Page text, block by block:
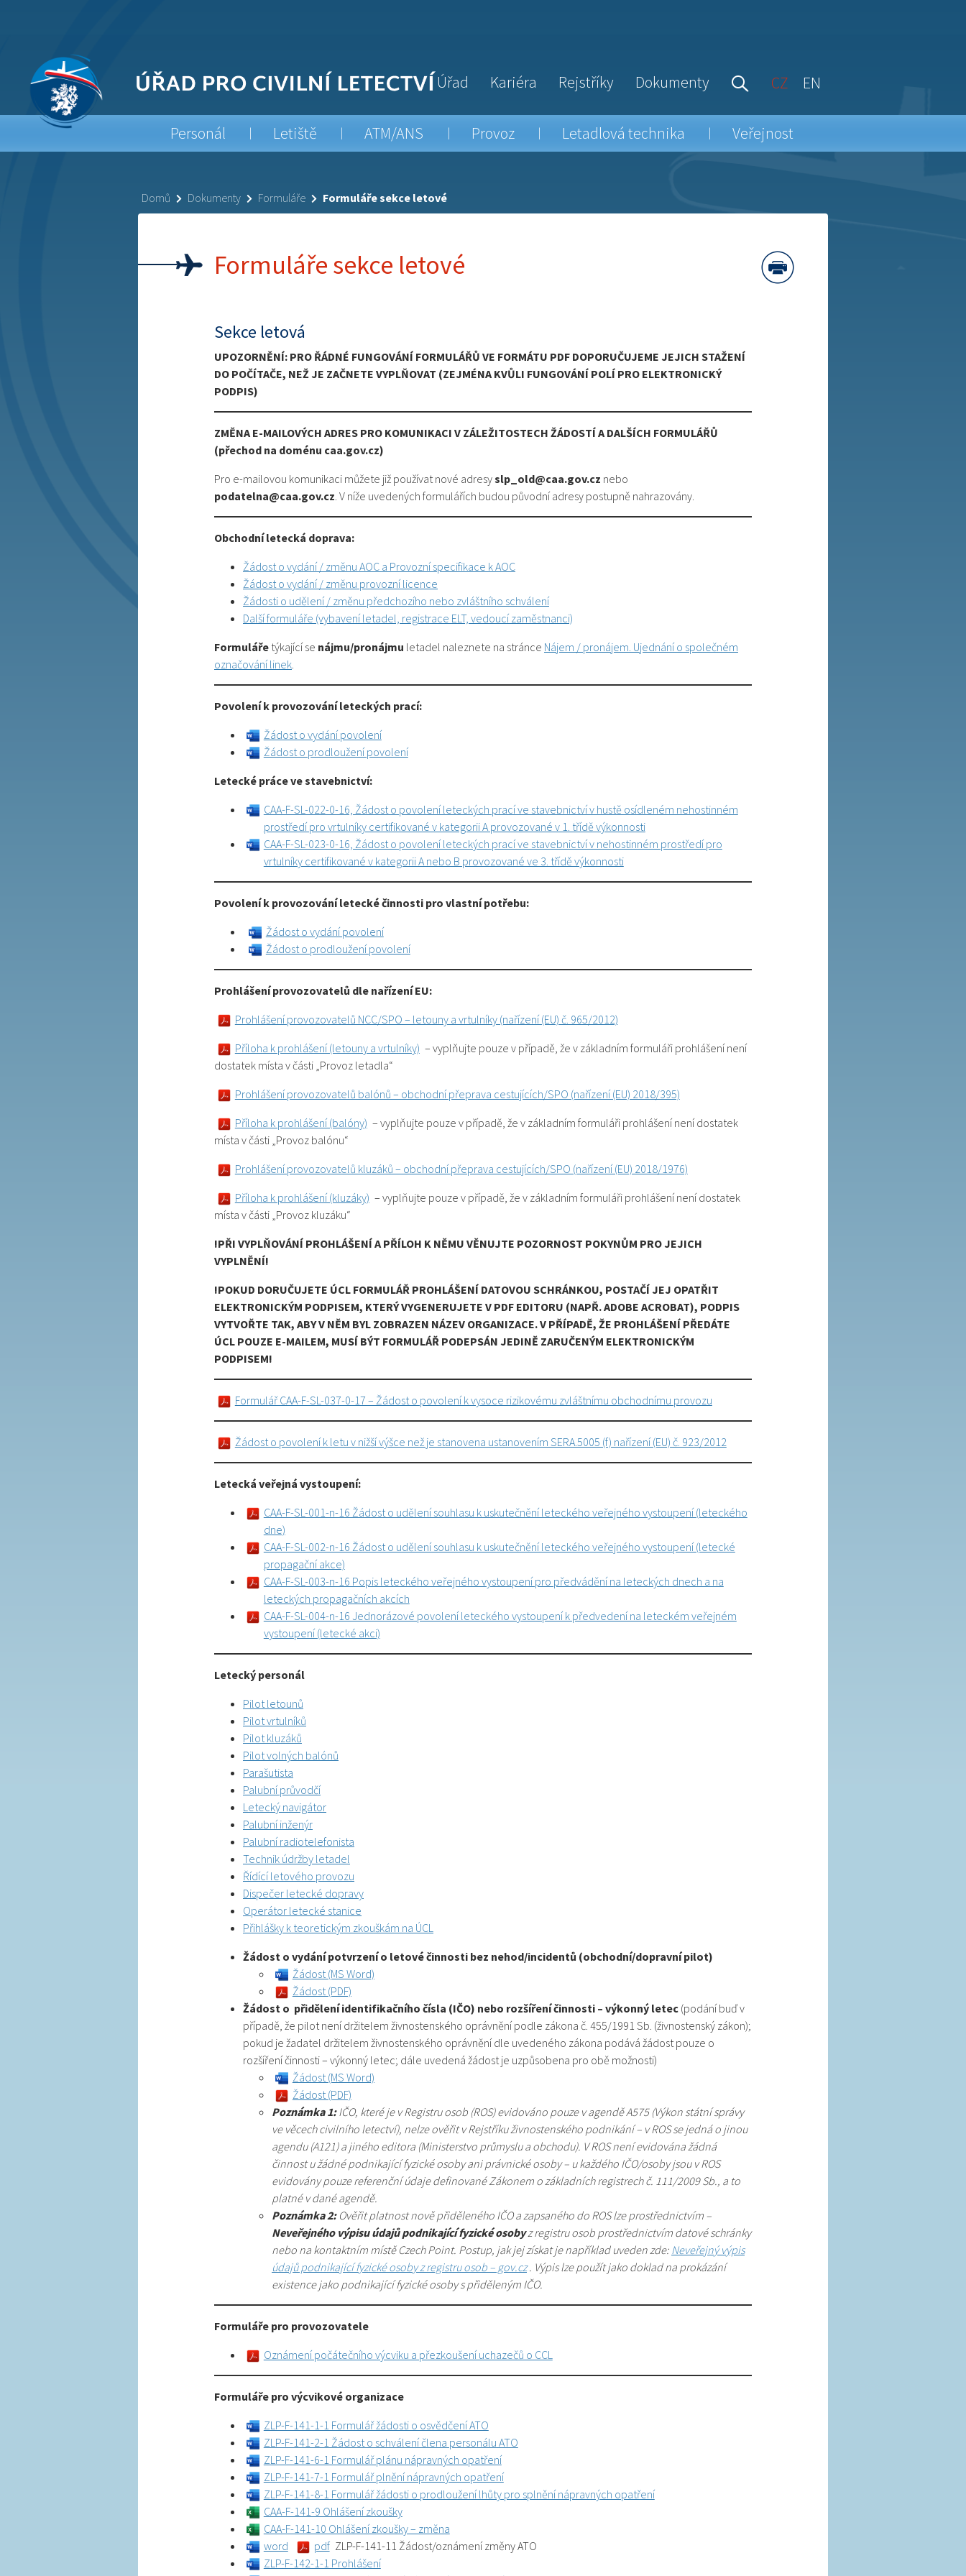
Úřad Kariéra Rejstříky Dokumenty CZ EN
Personál Letiště ATM/ANS Provoz Letadlová technika Veřejnost
Domů Dokumenty Formuláře Formuláře sekce letové
Formuláře sekce letové
Sekce letová
UPOZORNĚNÍ: PRO ŘÁDNÉ FUNGOVÁNÍ FORMULÁŘŮ VE FORMÁTU PDF DOPORUČUJEME JEJICH STAŽENÍ
DO POČÍTAČE, NEŽ JE ZAČNETE VYPLŇOVAT (ZEJMÉNA KVŮLI FUNGOVÁNÍ POLÍ PRO ELEKTRONICKÝ
PODPIS)
ZMĚNA E-MAILOVÝCH ADRES PRO KOMUNIKACI V ZÁLEŽITOSTECH ŽÁDOSTÍ A DALŠÍCH FORMULÁŘŮ
(přechod na doménu caa.gov.cz)
Pro e-mailovou komunikaci můžete již používat nové adresyslp_old@caa.gov.cz nebo
podatelna@caa.gov.cz. V níže uvedených formulářích budou původní adresy postupně nahrazovány.
Obchodní letecká doprava:
Žádost o vydání / změnu AOC a Provozní specifikace k AOC
Žádost o vydání / změnu provozní licence
Žádosti o udělení / změnu předchozího nebo zvláštního schválení
Další formuláře (vybavení letadel, registrace ELT, vedoucí zaměstnanci)
Formuláře týkající se nájmu/pronájmu letadel naleznete na stránce Nájem / pronájem. Ujednání o společném
označování linek.
Povolení k provozování leteckých prací:
Žádost o vydání povolení
Žádost o prodloužení povolení
Letecké práce ve stavebnictví:
CAA-F-SL-022-0-16, Žádost o povolení leteckých prací ve stavebnictví v hustě osídleném nehostinném
prostředí pro vrtulníky certifikované v kategorii A provozované v 1. třídě výkonnosti
CAA-F-SL-023-0-16, Žádost o povolení leteckých prací ve stavebnictví v nehostinném prostředí pro
vrtulníky certifikované v kategorii A nebo B provozované ve 3. třídě výkonnosti
Povolení k provozování letecké činnosti pro vlastní potřebu:
Žádost o vydání povolení
Žádost o prodloužení povolení
Prohlášení provozovatelů dle nařízení EU:
Prohlášení provozovatelů NCC/SPO – letouny a vrtulníky (nařízení (EU) č. 965/2012)
Příloha k prohlášení (letouny a vrtulníky) – vyplňujte pouze v případě, že v základním formuláři prohlášení není
dostatek místa v části „Provoz letadla“
Prohlášení provozovatelů balónů – obchodní přeprava cestujících/SPO (nařízení (EU) 2018/395)
Příloha k prohlášení (balóny) – vyplňujte pouze v případě, že v základním formuláři prohlášení není dostatek
místa v části „Provoz balónu“
Prohlášení provozovatelů kluzáků – obchodní přeprava cestujících/SPO (nařízení (EU) 2018/1976)
Příloha k prohlášení (kluzáky) – vyplňujte pouze v případě, že v základním formuláři prohlášení není dostatek
místa v části „Provoz kluzáku“
!PŘI VYPLŇOVÁNÍ PROHLÁŠENÍ A PŘÍLOH K NĚMU VĚNUJTE POZORNOST POKYNŮM PRO JEJICH
VYPLNĚNÍ!
!POKUD DORUČUJETE ÚCL FORMULÁŘ PROHLÁŠENÍ DATOVOU SCHRÁNKOU, POSTAČÍ JEJ OPATŘIT
ELEKTRONICKÝM PODPISEM, KTERÝ VYGENERUJETE V PDF EDITORU (NAPŘ. ADOBE ACROBAT), PODPIS
VYTVOŘTE TAK, ABY V NĚM BYL ZOBRAZEN NÁZEV ORGANIZACE. V PŘÍPADĚ, ŽE PROHLÁŠENÍ PŘEDÁTE
ÚCL POUZE E-MAILEM, MUSÍ BÝT FORMULÁŘ PODEPSÁN JEDINĚ ZARUČENÝM ELEKTRONICKÝM
PODPISEM!
Formulář CAA-F-SL-037-0-17 – Žádost o povolení k vysoce rizikovému zvláštnímu obchodnímu provozu
Žádost o povolení k letu v nižší výšce než je stanovena ustanovením SERA.5005 (f) nařízení (EU) č. 923/2012
Letecká veřejná vystoupení:
CAA-F-SL-001-n-16 Žádost o udělení souhlasu k uskutečnění leteckého veřejného vystoupení (leteckého
dne)
CAA-F-SL-002-n-16 Žádost o udělení souhlasu k uskutečnění leteckého veřejného vystoupení (letecké
propagační akce)
CAA-F-SL-003-n-16 Popis leteckého veřejného vystoupení pro předvádění na leteckých dnech a na
leteckých propagačních akcích
CAA-F-SL-004-n-16 Jednorázové povolení leteckého vystoupení k předvedení na leteckém veřejném
vystoupení (letecké akci)
Letecký personál
Pilot letounů
Pilot vrtulníků
Pilot kluzáků
Pilot volných balónů
Parašutista
Palubní průvodčí
Letecký navigátor
Palubní inženýr
Palubní radiotelefonista
Technik údržby letadel
Řídící letového provozu
Dispečer letecké dopravy
Operátor letecké stanice
Přihlášky k teoretickým zkouškám na ÚCL
Žádost o vydání potvrzení o letové činnosti bez nehod/incidentů (obchodní/dopravní pilot)
Žádost (MS Word)
Žádost (PDF)
Žádost o přidělení identifikačního čísla (IČO) nebo rozšíření činnosti – výkonný letec (podání buď v
případě, že pilot není držitelem živnostenského oprávnění podle zákona č. 455/1991 Sb. (živnostenský zákon);
pokud je žadatel držitelem živnostenského oprávnění dle uvedeného zákona podává žádost pouze o
rozšíření činnosti – výkonný letec; dále uvedená žádost je uzpůsobena pro obě možnosti)
Žádost (MS Word)
Žádost (PDF)
Poznámka 1:IČO, které je v Registru osob (ROS) evidováno pouze v agendě A575 (Výkon státní správy
ve věcech civilního letectví), nelze ověřit v Rejstříku živnostenského podnikání – v ROS se jedná o jinou
agendu (A121) a jiného editora (Ministerstvo průmyslu a obchodu). V ROS není evidována žádná
činnost u žádné podnikající fyzické osoby ani právnické osoby – u každého IČO/osoby jsou v ROS
evidovány pouze referenční údaje definované Zákonem o základních registrech č. 111/2009 Sb., a to
platné v dané agendě.
Poznámka 2: Ověřit platnost nově přiděleného IČO a zapsaného do ROS lze prostřednictvím –
Neveřejného výpisu údajů podnikající fyzické osobyz registru osob prostřednictvím datové schránky
nebo na kontaktním místě Czech Point. Postup, jak jej získat je například uveden zde: Neveřejný výpis
údajů podnikající fyzické osoby z registru osob – gov.cz. Výpis lze použít jako doklad na prokázání
existence jako podnikající fyzické osoby s přiděleným IČO.
Formuláře pro provozovatele
Oznámení počátečního výcviku a přezkoušení uchazečů o CCL
Formuláře pro výcvikové organizace
ZLP-F-141-1-1 Formulář žádosti o osvědčení ATO
ZLP-F-141-2-1 Žádost o schválení člena personálu ATO
ZLP-F-141-6-1 Formulář plánu nápravných opatření
ZLP-F-141-7-1 Formulář plnění nápravných opatření
ZLP-F-141-8-1 Formulář žádosti o prodloužení lhůty pro splnění nápravných opatření
CAA-F-141-9 Ohlášení zkoušky
CAA-F-141-10 Ohlášení zkoušky – změna
word
pdf ZLP-F-141-11 Žádost/oznámení změny ATO
ZLP-F-142-1-1 Prohlášení